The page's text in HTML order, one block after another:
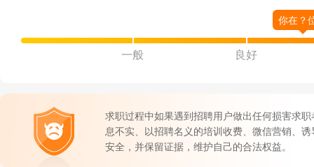
一般 良好
求职过程中如果遇到招聘用户做出任何损害求
息不实、以招聘名义的培训收费、微信营销、
安全，并保留证据，维护自己的合法权益。